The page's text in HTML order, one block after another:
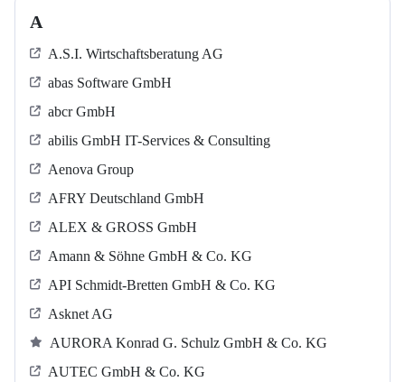
A
A.S.I. Wirtschaftsberatung AG
abas Software GmbH
abcr GmbH
abilis GmbH IT-Services & Consulting
Aenova Group
AFRY Deutschland GmbH
ALEX & GROSS GmbH
Amann & Söhne GmbH & Co. KG
API Schmidt-Bretten GmbH & Co. KG
Asknet AG
AURORA Konrad G. Schulz GmbH & Co. KG
AUTEC GmbH & Co. KG